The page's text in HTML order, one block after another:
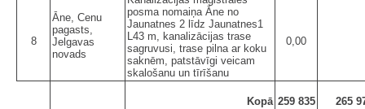
8
Āne, Cenu
pagasts,
Jelgavas
novads
posma nomaiņa Āne no
Jaunatnes 2 līdz Jaunatnes1
L43 m, kanalizācijas trase
sagruvusi, trase pilna ar koku
saknēm, patstāvīgi veicam
skalošanu un tīrīšanu
0,00
Kopā 259 835 265